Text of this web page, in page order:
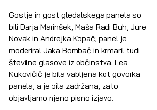
Gostje in gost gledalskega panela so
bili Darja Marinšek, Maša Radi Buh, Jure
Novak in Andrejka Kopač; panel je
moderiral Jaka Bombač in krmaril tudi
številne glasove iz občinstva. Lea
Kukovičič je bila vabljena kot govorka
panela, a je bila zadržana, zato
objavljamo njeno pisno izjavo.